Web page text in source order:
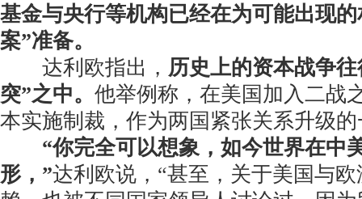
基金与央行等机构已经在为可能出现
案”准备。
达利欧指出， 历史上的资本战争
突”之中。 他举例称，在美国加入二战
本实施制裁，作为两国紧张关系升级
“你完全可以想象，如今世界在中
形，”达利欧说，“甚至，关于美国与